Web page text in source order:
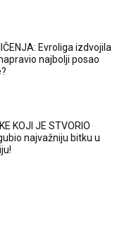
Evroliga izdvojila
najbolji posao
KOJI JE STVORIO
najvažniju bitku u